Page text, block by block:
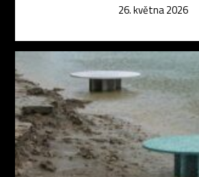
26. května 2026